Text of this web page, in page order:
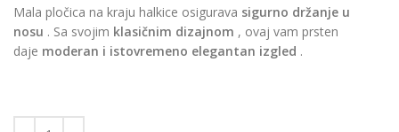
Mala pločica na kraju halkice osigurava sigurno držanje u
nosu . Sa svojim klasičnim dizajnom , ovaj vam prsten
daje moderan i istovremeno elegantan izgled .